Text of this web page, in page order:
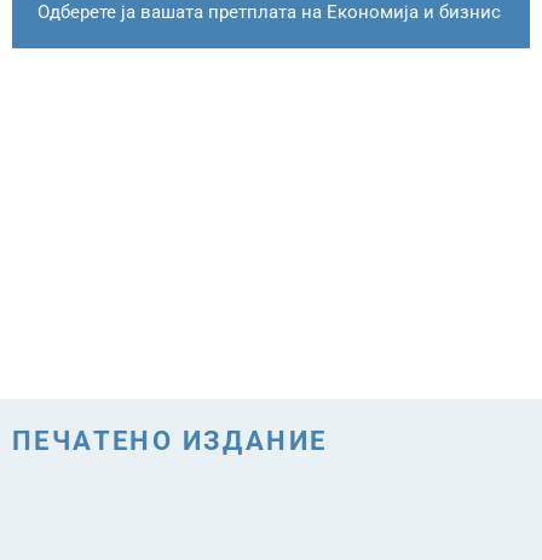
Одберете ја вашата претплата на Економија и бизнис
ПЕЧАТЕНО ИЗДАНИЕ